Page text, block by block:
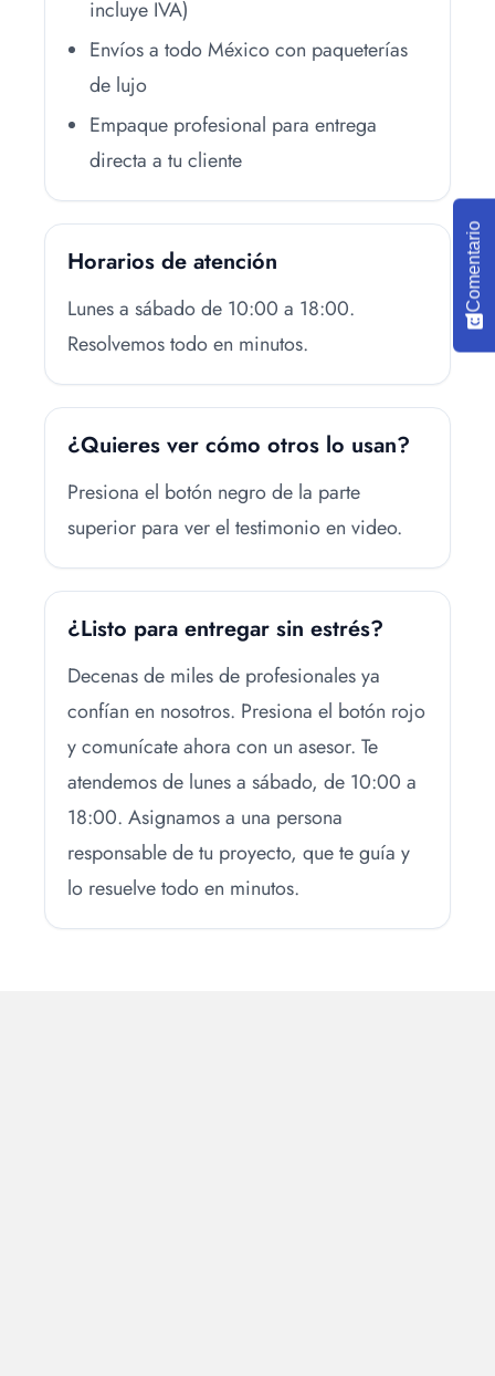
incluye IVA)
Envíos a todo México con paqueterías
de lujo
Empaque profesional para entrega
directa a tu cliente
Horarios de atención
Lunes a sábado de 10:00 a 18:00.
Resolvemos todo en minutos.
¿Quieres ver cómo otros lo usan?
Presiona el botón negro de la parte
superior para ver el testimonio en video.
¿Listo para entregar sin estrés?
Decenas de miles de profesionales ya
confían en nosotros. Presiona el botón rojo
y comunícate ahora con un asesor. Te
atendemos de lunes a sábado, de 10:00 a
18:00. Asignamos a una persona
responsable de tu proyecto, que te guía y
lo resuelve todo en minutos.
Comentario